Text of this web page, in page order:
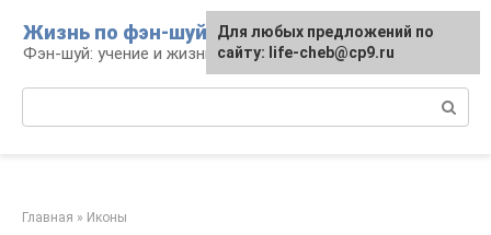
контенту
Жизнь по фэн-шуй
Фэн-шуй: учение и жизнь
Главная » Иконы
Для любых предложений по
сайту: life-cheb@cp9.ru
Для любых предложений по
сайту: life-cheb@cp9.ru